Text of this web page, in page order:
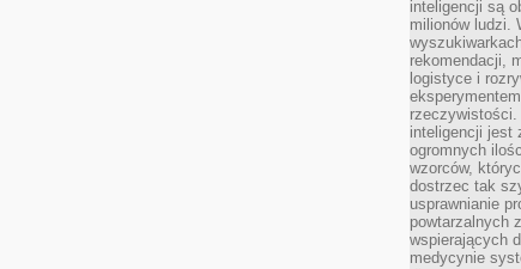
inteligencji są
milionów ludzi.
rekomendacji,
logistyce i
rzeczywistości.
inteligencji jest
ogromnych
wzorców,
dostrzec tak
usprawnianie
powtarzalnych
wspierających
medycynie